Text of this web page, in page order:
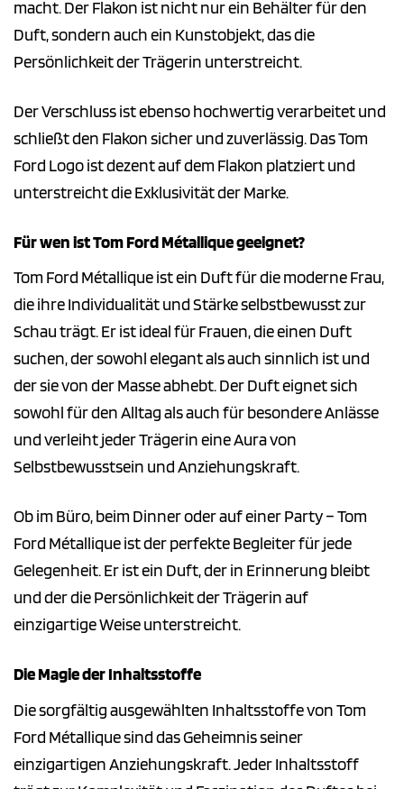
macht. Der Flakon ist nicht nur ein Behälter für den
Duft, sondern auch ein Kunstobjekt, das die
Persönlichkeit der Trägerin unterstreicht.
Der Verschluss ist ebenso hochwertig verarbeitet und
schließt den Flakon sicher und zuverlässig. Das Tom
Ford Logo ist dezent auf dem Flakon platziert und
unterstreicht die Exklusivität der Marke.
Für wen ist Tom Ford Métallique geeignet?
Tom Ford Métallique ist ein Duft für die moderne Frau,
die ihre Individualität und Stärke selbstbewusst zur
Schau trägt. Er ist ideal für Frauen, die einen Duft
suchen, der sowohl elegant als auch sinnlich ist und
der sie von der Masse abhebt. Der Duft eignet sich
sowohl für den Alltag als auch für besondere Anlässe
und verleiht jeder Trägerin eine Aura von
Selbstbewusstsein und Anziehungskraft.
Ob im Büro, beim Dinner oder auf einer Party – Tom
Ford Métallique ist der perfekte Begleiter für jede
Gelegenheit. Er ist ein Duft, der in Erinnerung bleibt
und der die Persönlichkeit der Trägerin auf
einzigartige Weise unterstreicht.
Die Magie der Inhaltsstoffe
Die sorgfältig ausgewählten Inhaltsstoffe von Tom
Ford Métallique sind das Geheimnis seiner
einzigartigen Anziehungskraft. Jeder Inhaltsstoff